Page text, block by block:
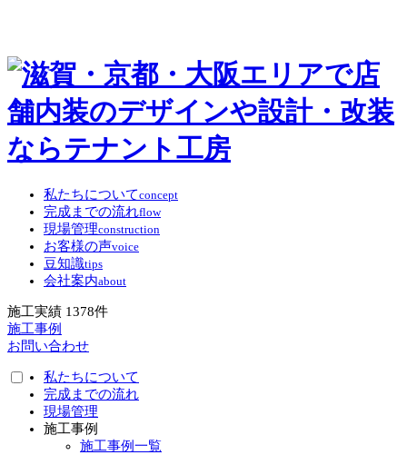
私たちについてconcept
完成までの流れflow
現場管理construction
お客様の声voice
豆知識tips
会社案内about
施工実績 1378件
施工事例
お問い合わせ
私たちについて
完成までの流れ
現場管理
施工事例
施工事例一覧